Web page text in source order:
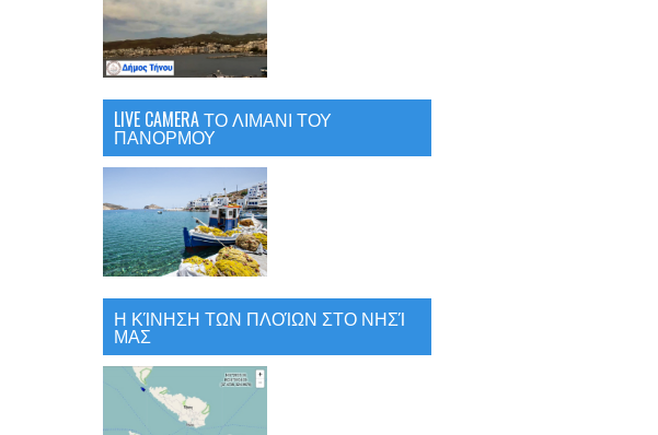
LIVE CAMERA ΤΟ ΛΙΜΑΝΙ ΤΟΥ
ΠΑΝΟΡΜΟΥ
Η ΚΊΝΗΣΗ ΤΩΝ ΠΛΟΊΩΝ ΣΤΟ ΝΗΣΊ
ΜΑΣ